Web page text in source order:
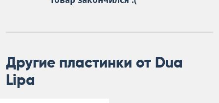
Другие пластинки от Dua
Lipa